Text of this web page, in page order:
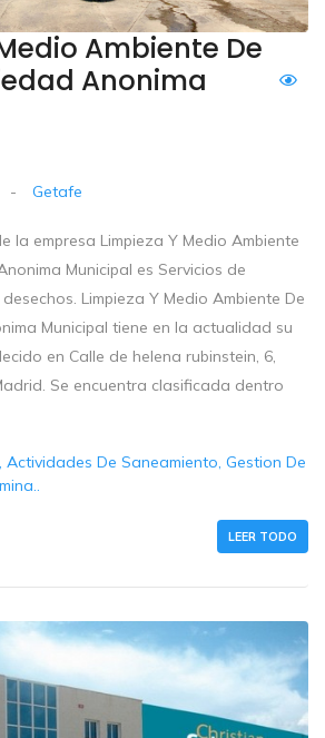
Ambiente De
Anonima
- Getafe
la empresa Limpieza Y Medio Ambiente
Municipal es Servicios de
Limpieza Y Medio Ambiente De
Municipal tiene en la actualidad su
en Calle de helena rubinstein, 6,
Se encuentra clasificada dentro
Actividades De Saneamiento, Gestion De
LEER TODO